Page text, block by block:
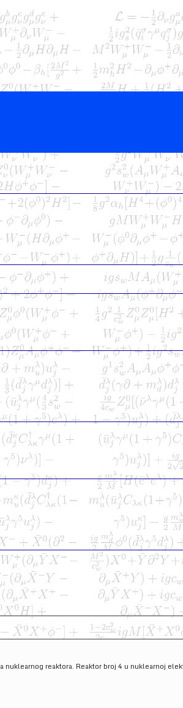
nuklearnog reaktora. Reaktor broj 4 u nuklearnoj